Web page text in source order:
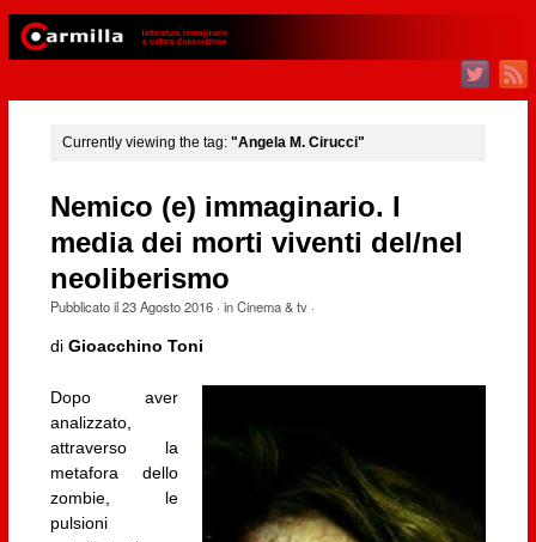
Currently viewing the tag: "Angela M. Cirucci"
Nemico (e) immaginario. I
media dei morti viventi del/nel
neoliberismo
Pubblicato il23 Agosto 2016· inCinema & tv·
di Gioacchino Toni
Dopo aver
analizzato,
attraverso la
metafora dello
zombie, le
pulsioni